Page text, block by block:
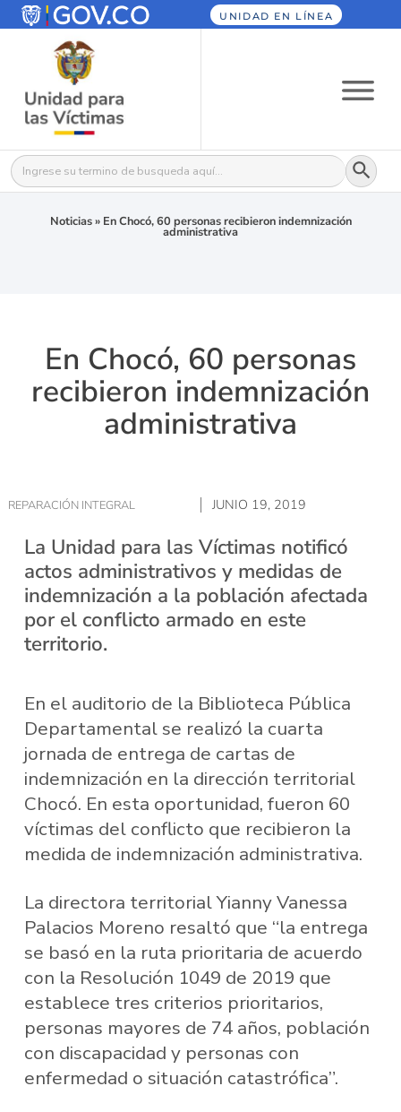
UNIDAD EN LÍNEA
Buscar: Botón
Noticias» En Chocó, 60 personas recibieron indemnización
administrativa
En Chocó, 60 personas
recibieron indemnización
administrativa
REPARACIÓN INTEGRAL JUNIO 19, 2019
La Unidad para las Víctimas notificó
actos administrativos y medidas de
indemnización a la población afectada
por el conflicto armado en este
territorio.
En el auditorio de la Biblioteca Pública
Departamental se realizó la cuarta
jornada de entrega de cartas de
indemnización en la dirección territorial
Chocó. En esta oportunidad, fueron 60
víctimas del conflicto que recibieron la
medida de indemnización administrativa.
La directora territorial Yianny Vanessa
Palacios Moreno resaltó que “la entrega
se basó en la ruta prioritaria de acuerdo
con la Resolución 1049 de 2019 que
establece tres criterios prioritarios,
personas mayores de 74 años, población
con discapacidad y personas con
enfermedad o situación catastrófica”.